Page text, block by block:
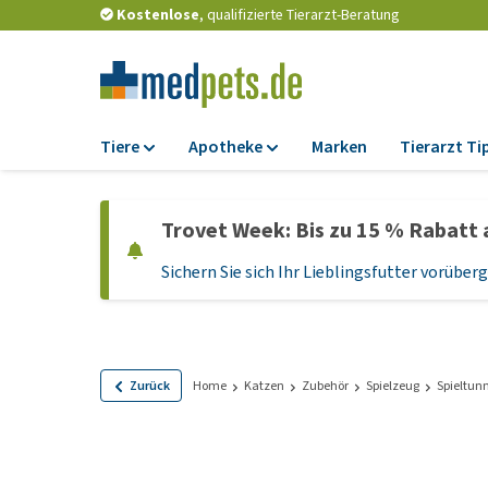
Kostenlose, qualifizierte Tierarzt-Beratung
Tiere
Trockenfutter
Nassfutter
Hundefutter
Apotheke
Zeckenschutz und
Flohmittel
Probiotika und
Marken Tierarzt
Trovet Week: Bis zu 15 %
Sichern Sie sich Ihr Lieblingsfutter
Zurück Home Katzen Zubehör Spielzeug